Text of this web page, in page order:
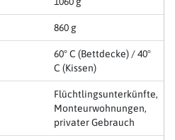
860 g
60° C (Bettdecke) / 40°
C (Kissen)
Flüchtlingsunterkünfte,
Monteurwohnungen,
privater Gebrauch